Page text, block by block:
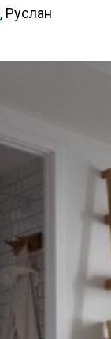
, Руслан